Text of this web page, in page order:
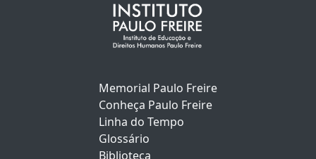
Memorial Paulo Freire
Conheça Paulo Freire
Linha do Tempo
Glossário
Biblioteca